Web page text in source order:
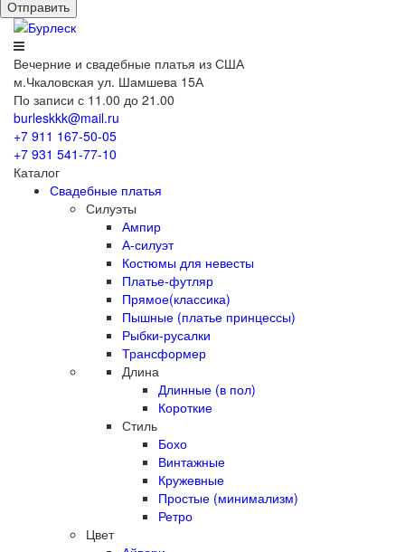
Вечерние и свадебные платья из США
м.Чкаловская ул. Шамшева 15А
По записи с 11.00 до 21.00
burleskkk@mail.ru
+7 911 167-50-05
+7 931 541-77-10
Каталог
Свадебные платья
Силуэты
Ампир
А-силуэт
Костюмы для невесты
Платье-футляр
Прямое(классика)
Пышные (платье принцессы)
Рыбки-русалки
Трансформер
Длина
Длинные (в пол)
Короткие
Стиль
Бохо
Винтажные
Кружевные
Простые (минимализм)
Ретро
Цвет